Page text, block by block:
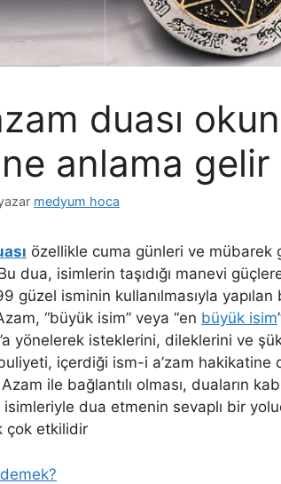
duası
anlama gelir
medyum hoca
özellikle cuma günleri ve mübarek
dua, isimlerin taşıdığı manevi
güzel isminin kullanılmasıyla
“büyük isim” veya “en büyük isim
yönelerek isteklerini, dileklerini ve
içerdiği ism-i a’zam hakikatine
ile bağlantılı olması, duaların
isimleriyle dua etmenin sevaplı bir
çok etkilidir